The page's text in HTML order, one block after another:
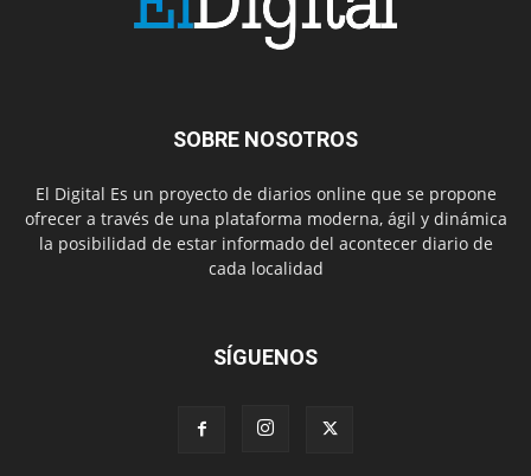
SOBRE NOSOTROS
El Digital Es un proyecto de diarios online que se propone
ofrecer a través de una plataforma moderna, ágil y dinámica
la posibilidad de estar informado del acontecer diario de
cada localidad
SÍGUENOS